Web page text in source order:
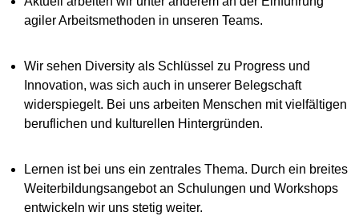
agiler Arbeitsmethoden in unseren Teams.
Wir sehen Diversity als Schlüssel zu Progress und
Innovation, was sich auch in unserer Belegschaft
widerspiegelt. Bei uns arbeiten Menschen mit vielfältigen
beruflichen und kulturellen Hintergründen.
Lernen ist bei uns ein zentrales Thema. Durch ein breites
Weiterbildungsangebot an Schulungen und Workshops
entwickeln wir uns stetig weiter.